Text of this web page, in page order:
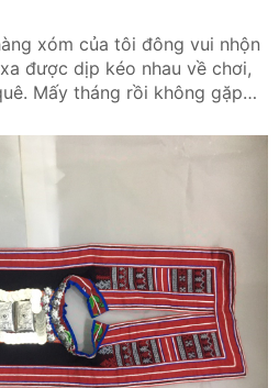
xóm của tôi đông vui nhộn
được dịp kéo nhau về chơi,
Mấy tháng rồi không gặp
cốc nước vối nóng hổi mời
An có vẻ mệt mỏi, tôi hỏi:-
giọng vẻ chùng xuống:- Chả
một đứa lớp 2, một thằng
chúng nó thì đi làm tối ngày,
chóng trông hai đứa.- Ồ
nó có trả lương cho bà
cháu trong nhà, ai lấy tiền của
con dâu bảo đưa tiền cho tôi